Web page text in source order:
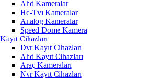
Ahd Kameralar
Hd-Tvı Kameralar
Analog Kameralar
Speed Dome Kamera
Kayıt Cihazları
Dvr Kayıt Cihazları
Ahd Kayıt Cihazları
Araç Kameraları
Nvr Kayıt Cihazları